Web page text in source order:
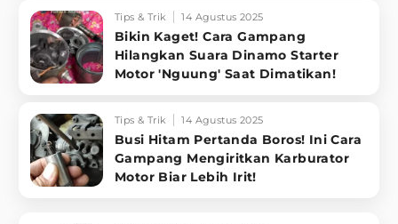
Tips & Trik 14 Agustus 2025
Bikin Kaget! Cara Gampang
Hilangkan Suara Dinamo Starter
Motor 'Nguung' Saat Dimatikan!
Tips & Trik 14 Agustus 2025
Busi Hitam Pertanda Boros! Ini Cara
Gampang Mengiritkan Karburator
Motor Biar Lebih Irit!